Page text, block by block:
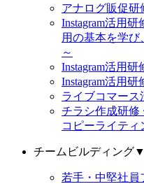
アナログ販促研
Instagram活用
用の基本を学び
～
Instagram活用研
Instagram活用研
ライブコマース
チラシ作成研修
コピーライティ
チームビルディング▼
若手・中堅社